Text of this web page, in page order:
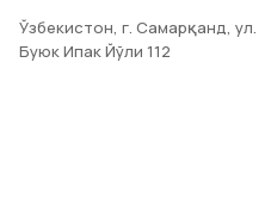
Ўзбекистон, г. Самарқанд, ул.
Буюк Ипак Йўли 112